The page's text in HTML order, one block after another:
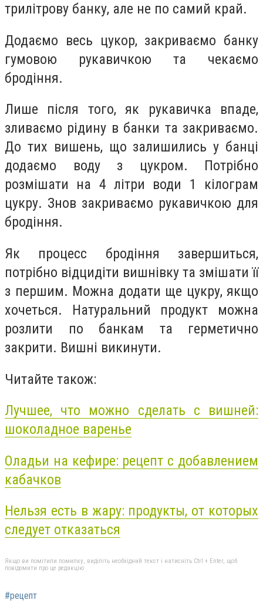
трилітрову банку, але не по самий край.
Додаємо весь цукор, закриваємо банку
гумовою рукавичкою та чекаємо
бродіння.
Лише після того, як рукавичка впаде,
зливаємо рідину в банки та закриваємо.
До тих вишень, що залишились у банці
додаємо воду з цукром. Потрібно
розмішати на 4 літри води 1 кілограм
цукру. Знов закриваємо рукавичкою для
бродіння.
Як процесс бродіння завершиться,
потрібно відцидіти вишнівку та змішати її
з першим. Можна додати ще цукру, якщо
хочеться. Натуральний продукт можна
розлити по банкам та герметично
закрити. Вишні викинути.
Читайте також:
Лучшее, что можно сделать с вишней:
шоколадное варенье
Оладьи на кефире: рецепт с добавлением
кабачков
Нельзя есть в жару: продукты, от которых
следует отказаться
Якщо ви помітили помилку, виділіть необхідний текст і натисніть Ctrl + Enter, щоб
повідомити про це редакцію
#рецепт